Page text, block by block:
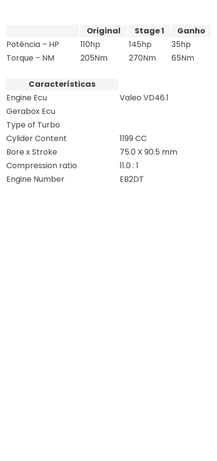
Original Stage 1
Ganho
Potência – HP
110hp 145hp
35hp
Torque – NM
205Nm 270Nm 65Nm
Características
Engine Ecu
Valeo VD46.1
Gerabox Ecu
Type of Turbo
Cylider Content
1199 CC
Bore x Stroke
75.0 X 90.5 mm
Compression ratio
11.0 : 1
Engine Number
EB2DT